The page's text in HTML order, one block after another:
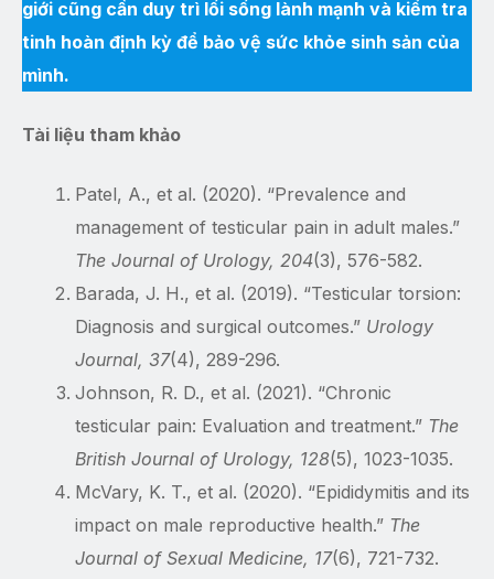
giới cũng cần duy trì lối sống lành mạnh và kiểm tra
tinh hoàn định kỳ để bảo vệ sức khỏe sinh sản của
mình.
Tài liệu tham khảo
Patel, A., et al. (2020). “Prevalence and
management of testicular pain in adult males.”
The Journal of Urology, 204(3), 576-582.
Barada, J. H., et al. (2019). “Testicular torsion:
Diagnosis and surgical outcomes.” Urology
Journal, 37(4), 289-296.
Johnson, R. D., et al. (2021). “Chronic
testicular pain: Evaluation and treatment.” The
British Journal of Urology, 128(5), 1023-1035.
McVary, K. T., et al. (2020). “Epididymitis and its
impact on male reproductive health.” The
Journal of Sexual Medicine, 17(6), 721-732.